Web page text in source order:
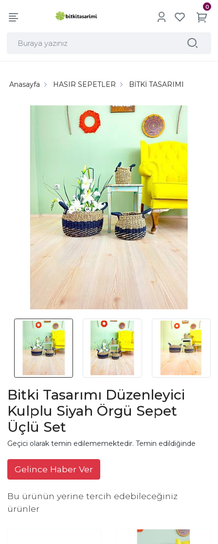
0
Anasayfa HASIR SEPETLER BİTKİ TASARIMI
Bitki Tasarımı Düzenleyici
Kulplu Siyah Örgü Sepet
Üçlü Set
Geçici olarak temin edilememektedir. Temin edildiğinde
Gelince Haber Ver
Bu ürünün yerine tercih edebileceğiniz
ürünler